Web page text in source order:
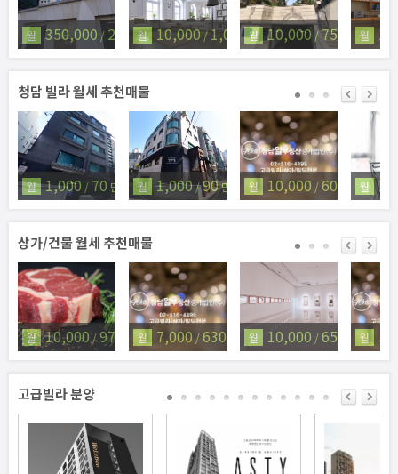
월 350,000 / 250 만원
월 10,000/1,000만원
월 10,000 /750 만원
월
청담 빌라 월세 추천매물
월 1,000 / 70 만원 월 1,000/90만원 월 10,000 /600 만원
월
상가/건물 월세 추천매물
월 10,000 /977 만원
월 7,000 /630 월 10,000 /650 만원
월
고급빌라 분양